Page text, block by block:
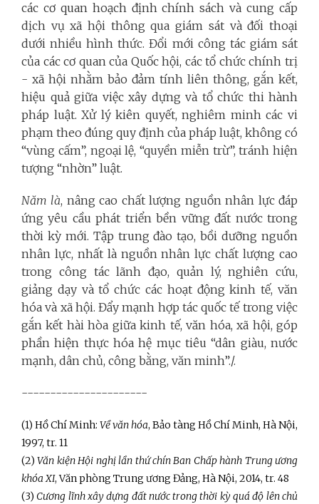
các cơ quan hoạch định chính sách và cung cấp
dịch vụ xã hội thông qua giám sát và đối thoại
dưới nhiều hình thức. Đổi mới công tác giám sát
của các cơ quan của Quốc hội, các tổ chức chính trị
- xã hội nhằm bảo đảm tính liên thông, gắn kết,
hiệu quả giữa việc xây dựng và tổ chức thi hành
pháp luật. Xử lý kiên quyết, nghiêm minh các vi
phạm theo đúng quy định của pháp luật, không có
“vùng cấm”, ngoại lệ, “quyền miễn trừ”, tránh hiện
tượng “nhờn” luật.
Năm là, nâng cao chất lượng nguồn nhân lực đáp
ứng yêu cầu phát triển bền vững đất nước trong
thời kỳ mới. Tập trung đào tạo, bồi dưỡng nguồn
nhân lực, nhất là nguồn nhân lực chất lượng cao
trong công tác lãnh đạo, quản lý, nghiên cứu,
giảng dạy và tổ chức các hoạt động kinh tế, văn
hóa và xã hội. Đẩy mạnh hợp tác quốc tế trong việc
gắn kết hài hòa giữa kinh tế, văn hóa, xã hội, góp
phần hiện thực hóa hệ mục tiêu “dân giàu, nước
mạnh, dân chủ, công bằng, văn minh”./.
----------------------
(1) Hồ Chí Minh: Về văn hóa, Bảo tàng Hồ Chí Minh, Hà Nội,
1997, tr. 11
(2)Văn kiện Hội nghị lần thứ chín Ban Chấp hành Trung ương
khóa XI, Văn phòng Trung ương Đảng, Hà Nội, 2014, tr. 48
(3) Cương lĩnh xây dựng đất nước trong thời kỳ quá độ lên chủ